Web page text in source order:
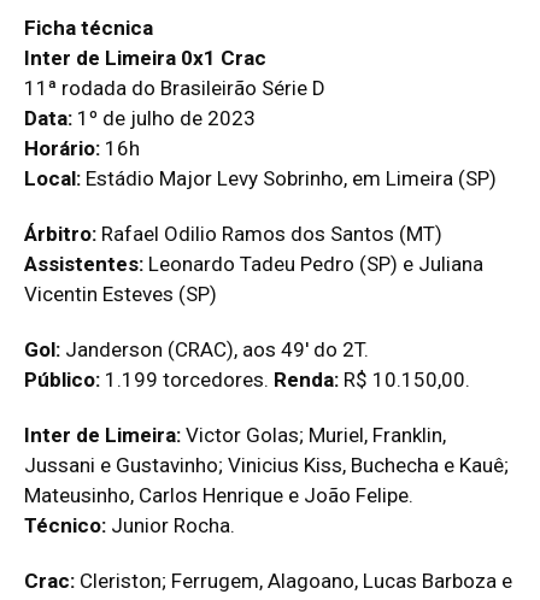
Ficha técnica
Inter de Limeira 0x1 Crac
11ª rodada do Brasileirão Série D
Data: 1º de julho de 2023
Horário: 16h
Local: Estádio Major Levy Sobrinho, em Limeira (SP)
Árbitro: Rafael Odilio Ramos dos Santos (MT)
Assistentes: Leonardo Tadeu Pedro (SP) e Juliana
Vicentin Esteves (SP)
Gol: Janderson (CRAC), aos 49′ do 2T.
Público: 1.199 torcedores. Renda: R$ 10.150,00.
Inter de Limeira: Victor Golas; Muriel, Franklin,
Jussani e Gustavinho; Vinicius Kiss, Buchecha e Kauê;
Mateusinho, Carlos Henrique e João Felipe.
Técnico: Junior Rocha.
Crac: Cleriston; Ferrugem, Alagoano, Lucas Barboza e